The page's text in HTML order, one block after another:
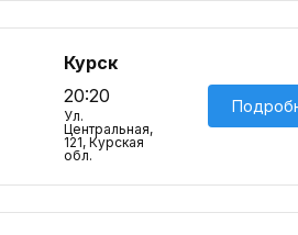
Курск
20:20
Ул.
Центральная,
121, Курская
обл.